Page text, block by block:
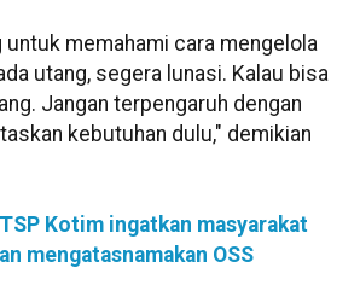
untuk memahami cara mengelola
utang, segera lunasi. Kalau bisa
Jangan terpengaruh dengan
kebutuhan dulu," demikian
Kotim ingatkan masyarakat
mengatasnamakan OSS